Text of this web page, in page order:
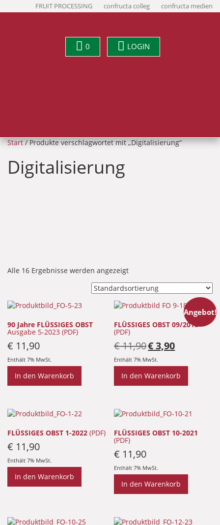
FRUIT PROCESSING confructa colleg confructa medien
0 LOGIN
Start/ Produkte verschlagwortet mit „Digitalisierung“
Digitalisierung
Alle 16 Ergebnisse werden angezeigt
90 Jahre FLÜSSIGES OBST
Ausgabe 5-2023 (PDF)
€ 11,90
Enthält 7% MwSt.
In den Warenkorb
Angebot!
FLÜSSIGES OBST 09/2018
(PDF)
€11,90 Ursprünglicher
Preis
war:
€ 11,90
€3,90Aktueller
Preis
€ 3,90.
Enthält 7% MwSt.
In den Warenkorb
FLÜSSIGES OBST 1-2022 (PDF)
€ 11,90
Enthält 7% MwSt.
In den Warenkorb
FLÜSSIGES OBST 10-2021
(PDF)
€ 11,90
Enthält 7% MwSt.
In den Warenkorb